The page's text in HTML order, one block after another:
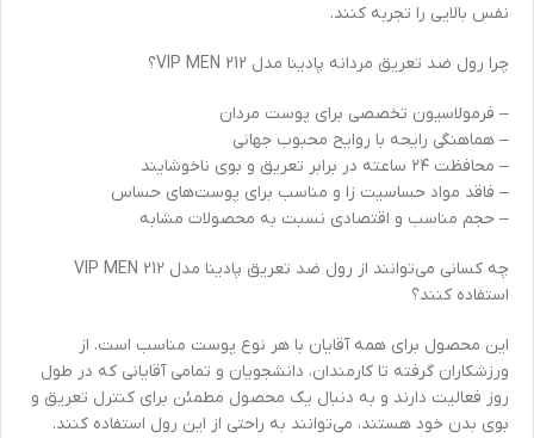
نفس بالایی را تجربه کنند.
چرا رول ضد تعریق مردانه پادینا مدل VIP MEN 212؟
– فرمولاسیون تخصصی برای پوست مردان
– هماهنگی رایحه با روایح محبوب جهانی
– محافظت ۲۴ ساعته در برابر تعریق و بوی ناخوشایند
– فاقد مواد حساسیت زا و مناسب برای پوست‌های حساس
– حجم مناسب و اقتصادی نسبت به محصولات مشابه
چه کسانی می‌توانند از رول ضد تعریق پادینا مدل VIP MEN 212
استفاده کنند؟
این محصول برای همه آقایان با هر نوع پوست مناسب است. از
ورزشکاران گرفته تا کارمندان، دانشجویان و تمامی آقایانی که در طول
روز فعالیت دارند و به دنبال یک محصول مطمئن برای کنترل تعریق و
بوی بدن خود هستند، می‌توانند به راحتی از این رول استفاده کنند.